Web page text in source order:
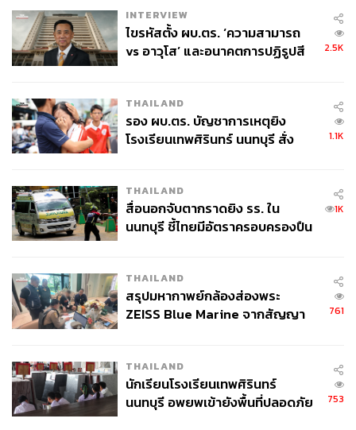
INTERVIEW
ไขรหัสตั้ง ผบ.ตร. ‘ความสามารถ
vs อาวุโส’ และอนาคตการปฏิรูปสี
2.5K
THAILAND
รอง ผบ.ตร. บัญชาการเหตุยิง
โรงเรียนเทพศิรินทร์ นนทบุรี สั่ง
1.1K
THAILAND
สื่อนอกจับตากราดยิง รร. ใน
นนทบุรี ชี้ไทยมีอัตราครอบครองปืน
1K
THAILAND
สรุปมหากาพย์กล้องส่องพระ
ZEISS Blue Marine จากสัญญา
จ่ายหนี้-แอบระบุแบรนด์
761
THAILAND
นักเรียนโรงเรียนเทพศิรินทร์
นนทบุรี อพยพเข้ายังพื้นที่ปลอดภัย
753